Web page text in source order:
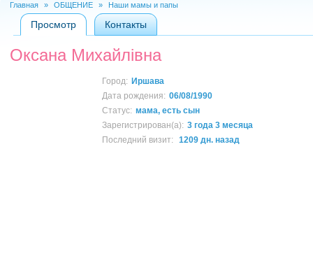
Вы здесь
Главная » ОБЩЕНИЕ » Наши мамы и папы
Главные вкладки
Просмотр (активная вкладка)
Контакты
Оксана Михайлівна
Город: Иршава
Дата рождения: 06/08/1990
Статус: мама, есть сын
Зарегистрирован(а): 3 года 3 месяца
Последний визит:
1209 дн. назад